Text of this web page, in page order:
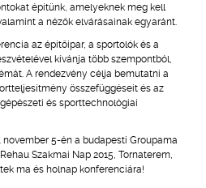
építünk, amelyeknek meg kell
a nézők elvárásainak egyaránt.
az építőipar, a sportolók és a
kívánja több szempontból,
A rendezvény célja bemutatni a
összefüggéseit és az
és sporttechnológiai
november 5-én a budapesti Groupama
Szakmai Nap 2015, Tornaterem,
ma és holnap konferenciára!